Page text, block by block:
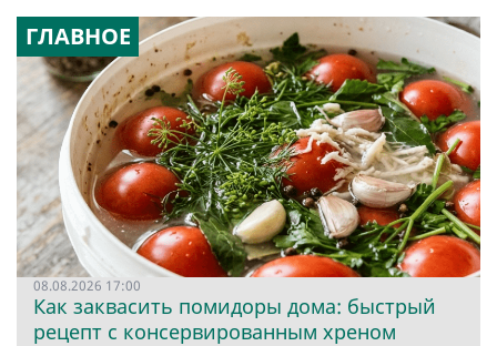
ГЛАВНОЕ
08.08.2026 17:00
Как заквасить помидоры дома: быстрый
рецепт с консервированным хреном